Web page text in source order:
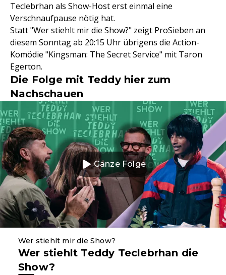
Teclebrhan als Show-Host erst einmal eine
Verschnaufpause nötig hat.
Statt "Wer stiehlt mir die Show?" zeigt ProSieben an
diesem Sonntag ab 20:15 Uhr übrigens die Action-
Komödie "Kingsman: The Secret Service" mit Taron
Egerton.
Die Folge mit Teddy hier zum
Nachschauen
Ganze Folge
Wer stiehlt mir die Show?
Wer stiehlt Teddy Teclebrhan die
Show?